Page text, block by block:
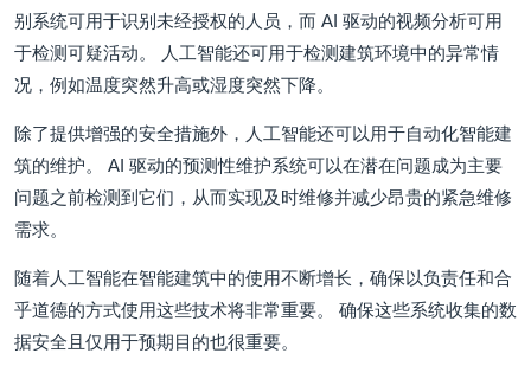
别系统可用于识别未经授权的人员，而 AI 驱动的视频分析可用
于检测可疑活动。 人工智能还可用于检测建筑环境中的异常情
况，例如温度突然升高或湿度突然下降。
除了提供增强的安全措施外，人工智能还可以用于自动化智能建
筑的维护。 AI 驱动的预测性维护系统可以在潜在问题成为主要
问题之前检测到它们，从而实现及时维修并减少昂贵的紧急维修
需求。
随着人工智能在智能建筑中的使用不断增长，确保以负责任和合
乎道德的方式使用这些技术将非常重要。 确保这些系统收集的数
据安全且仅用于预期目的也很重要。